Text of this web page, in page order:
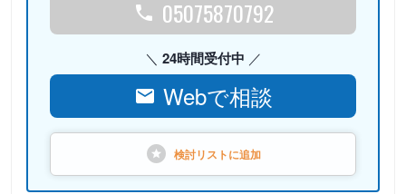
05075870792
24時間受付中
Webで相談
検討リストに追加